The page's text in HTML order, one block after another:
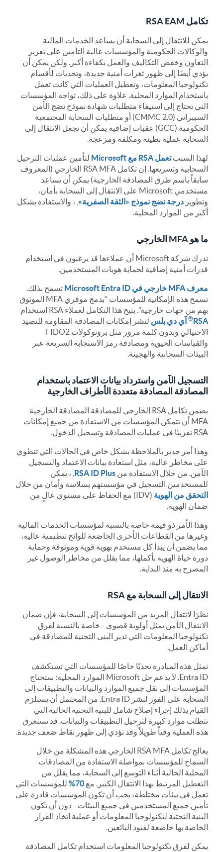
تكامل RSA EAM
يمكن للانتقال إلى السحابة أن يساعد الخدمات المالية
والوكالات الحكومية والمؤسسات عالية التأمين على تعزيز
التعاون وخفض التكاليف والعمل بكفاءة أكبر. ولكن يمكن أن
يؤدي أيضًا إلى ظهور ثغرات أمنية جديدة، وتحديات لأقسام
تكنولوجيا المعلومات، وتعطيل العمليات التي كانت تعمل
باستخدام الموارد المحلية. علاوة على ذلك، تواجه المؤسسات
التي تحتاج إلى استيفاء متطلبات شهادة نموذج نضج الأمن
السيبراني (CMMC 2.0) أو متطلبات السحابة المجتمعية
الحكومية (GCC) عقبات إضافية يمكن أن تجعل الانتقال إلى
السحابة عملية بطيئة ومكلفة ومزعجة.
لهذا السببتعمل RSA مع Microsoft
لتأمين عمليات الترحيل
السحابية وتسريعها. إن
تكامل RSA MFA الخارجي (المعروف
سابقاً باسم طرق المصادقة الخارجية) يمكن أن تساعد
مستخدمي Microsoft على الانتقال إلى السحابة بأمان،
وتطوير درجة نضج نموذج «الثقة الصفرية» , ، والاستفادة بشكل
أكبر من الموارد المحلية.
ما هو MFA الخارجي
تدرك شركة Microsoft أن عملاءها قد يرغبون في استخدام
قدرات أمنية إضافية لحماية هويات المستخدمين.
معرف MFA خارجي في Microsoft Entra ID
تسمح بذلك.
تسمح هذه الإمكانية للمؤسسات “بدمج موفري MFA الموثوق
بهم من جهات خارجية”. يتيح هذا التكامل لعملاء RSA استخدام
RSA
® آي دي بلس لنشر إمكانات المصادقة المقاومة للتصيد
الاحتيالي وبدون كلمة مرور مثل بروتوكولات FIDO2
والقياسات الحيوية ومصادقة رمز الاستجابة السريعة عبر
البيئات السحابية والهجينة.
التسجيل الآمن واسترداد بيانات الاعتماد باستخدام
المصادقة المصادقة متعددة الأطراف الخارجية
يضمن تكامل RSA الخارجي للمصادقة المصادقة الخارجية
MFA أن تتمكن المؤسسات من الاستفادة من جميع إمكانات
RSA تقريبًا في عمليات المصادقة وتسجيل الدخول.
وهذا أمر جدير بالملاحظة بشكل خاص في الحالات التي تنطوي
على مخاطر عالية، مثل استعادة بيانات الاعتماد والتسجيل
الآمن. من خلال الاستفادة من RSA ID Plus , ، يمكن
للمستخدمين التسجيل في مؤسستهم بسلاسة وأمان من خلال
التحقق من الهوية
(IDV) مع الحفاظ على مستوى عالٍ من
ضمان الهوية.
وهذا الأمر ذو قيمة خاصة بالنسبة لمؤسسات الخدمات المالية
وغيرها من القطاعات الأخرى الخاضعة للوائح تنظيمية عالية،
مما يضمن أن يبدأ كل مستخدم بهوية قوية وموثوقة وحماية
دورة حياة الهوية بأكملها، مما يقلل من مخاطر الوصول غير
المصرح به منذ البداية.
الانتقال إلى السحابة مع RSA
نظرًا لانتقال المزيد من المؤسسات إلى السحابة، فإن ضمان
الانتقال الآمن يمثل أولوية قصوى - خاصة بالنسبة لفرق
تكنولوجيا المعلومات التي تدير البنى التحتية للمصادقة في
أماكن العمل.
تمثل هذه المبادرة تحديًا خاصًا للمؤسسات التي تستكشف
Entra ID. لا يدعم حل Microsoft الموارد المحلية: ستحتاج
المؤسسات إلى نقل جميع الموارد والبيانات والتطبيقات إلى
السحابة على الفور لنشر Entra ID. من المحتمل أن يستلزم
القيام بذلك إجراء إصلاح شامل للبنية التحتية الحالية التي
تتطلب موارد كبيرة لترحيل التطبيقات والبيانات. قد تستغرق
هذه العملية وقتاً طويلاً وقد تؤدي إلى ظهور نقاط ضعف جديدة.
يعالج تكامل RSA MFA الخارجي هذه المشكلة من خلال
السماح للمؤسسات بمواصلة الاستفادة من المصادقات
المحلية الحالية أثناء التوسع إلى السحابة، مما يقلل من
التعطيل المرتبط بهذا الانتقال الكبير. مع 70%
للمؤسسات التي
تعمل في بيئات مختلطة، يجب أن تكون المؤسسات قادرة على
تأمين جميع المستخدمين في جميع البيئات - دون أن تكون
البنية التحتية لتكنولوجيا المعلومات أو عملية اتخاذ القرار
الخاصة بها خاضعة لقيود البائعين.
يمكن لفرق تكنولوجيا المعلومات استخدام تكامل المصادقة